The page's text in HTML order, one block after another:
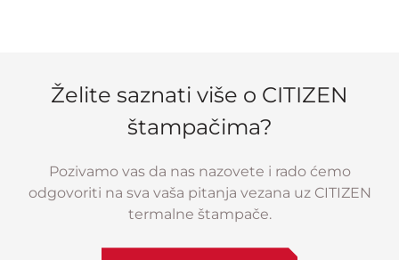
Želite saznati više o CITIZEN
štampačima?
Pozivamo vas da nas nazovete i rado ćemo
odgovoriti na sva vaša pitanja vezana uz CITIZEN
termalne štampače.